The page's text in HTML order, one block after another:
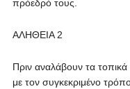
πρόεδρό τους.
ΑΛΗΘΕΙΑ 2
Πριν αναλάβουν τα τοπικά
με τον συγκεκριμένο